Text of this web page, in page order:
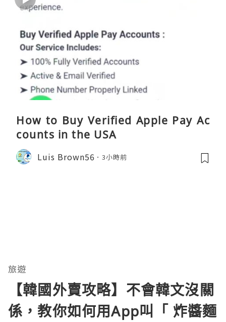
How to Buy Verified Apple Pay Ac
counts in the USA
Luis Brown56 3小時前
旅遊
【韓國外賣攻略】不會韓文沒關
係，教你如何用App叫「 炸醬麵